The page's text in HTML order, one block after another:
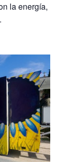
la energía,